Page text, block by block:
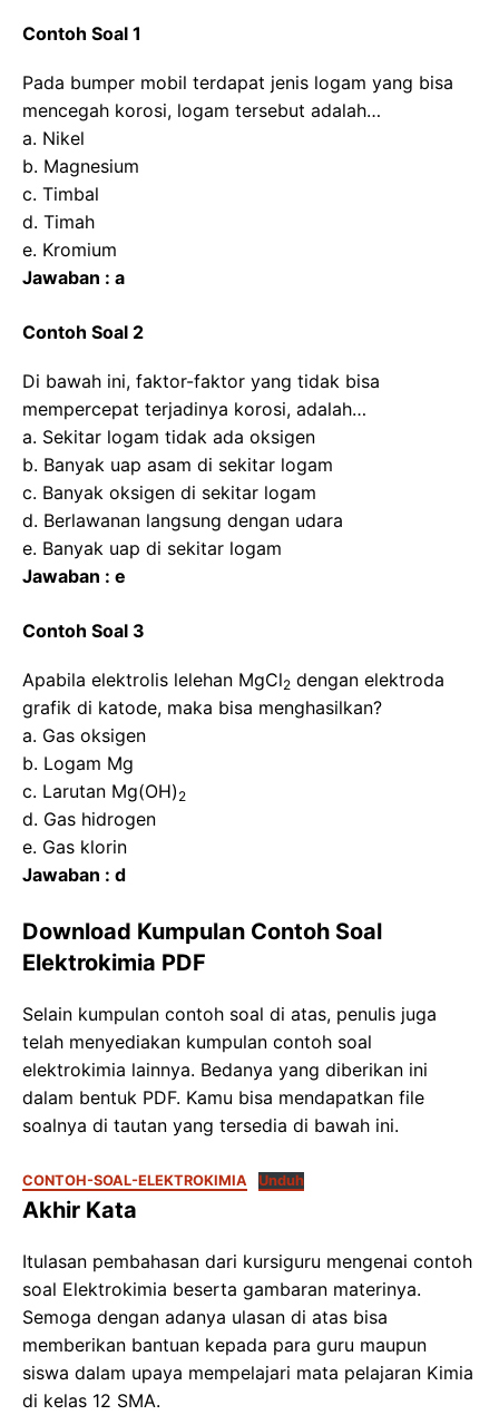
Contoh Soal 1
Pada bumper mobil terdapat jenis logam yang bisa
mencegah korosi, logam tersebut adalah…
a. Nikel
b. Magnesium
c. Timbal
d. Timah
e. Kromium
Jawaban : a
Contoh Soal 2
Di bawah ini, faktor-faktor yang tidak bisa
mempercepat terjadinya korosi, adalah…
a. Sekitar logam tidak ada oksigen
b. Banyak uap asam di sekitar logam
c. Banyak oksigen di sekitar logam
d. Berlawanan langsung dengan udara
e. Banyak uap di sekitar logam
Jawaban : e
Contoh Soal 3
Apabila elektrolis lelehan MgCl2 dengan elektroda
grafik di katode, maka bisa menghasilkan?
a. Gas oksigen
b. Logam Mg
c. Larutan Mg(OH) 2
d. Gas hidrogen
e. Gas klorin
Jawaban : d
Download Kumpulan Contoh Soal
Elektrokimia PDF
Selain kumpulan contoh soal di atas, penulis juga
telah menyediakan kumpulan contoh soal
elektrokimia lainnya. Bedanya yang diberikan ini
dalam bentuk PDF. Kamu bisa mendapatkan file
soalnya di tautan yang tersedia di bawah ini.
CONTOH-SOAL-ELEKTROKIMIA Unduh
Akhir Kata
Itulasan pembahasan dari kursiguru mengenai contoh
soal Elektrokimia beserta gambaran materinya.
Semoga dengan adanya ulasan di atas bisa
memberikan bantuan kepada para guru maupun
siswa dalam upaya mempelajari mata pelajaran Kimia
di kelas 12 SMA.